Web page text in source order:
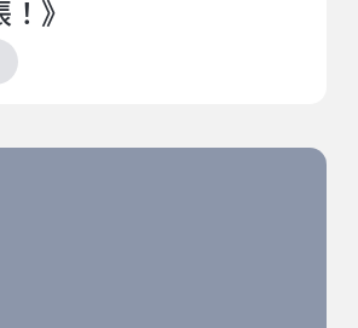
》
臺北藝穗節《暫停 倒轉 開始》